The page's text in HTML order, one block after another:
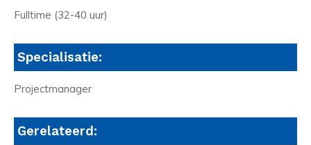
Fulltime (32-40 uur)
Specialisatie:
Projectmanager
Gerelateerd: